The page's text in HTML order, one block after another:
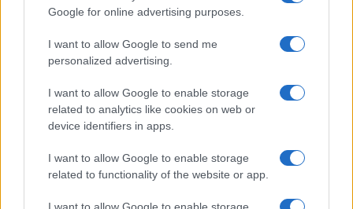
Google for online advertising purposes.
I want to allow Google to send me
personalized advertising.
I want to allow Google to enable storage
related to analytics like cookies on web or
device identifiers in apps.
I want to allow Google to enable storage
related to functionality of the website or app.
Notizie in tempo reale?
Entra nel canale telegram di
GalluraOggi.it
Ricevi le nostre ultime news